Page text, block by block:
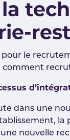
pour le
dans une
la
nouvelle